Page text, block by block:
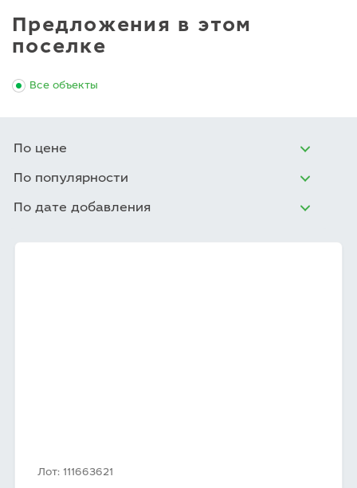
Предложения в этом
поселке
Все объекты
По цене
По популярности
По дате добавления
Лот: 111663621